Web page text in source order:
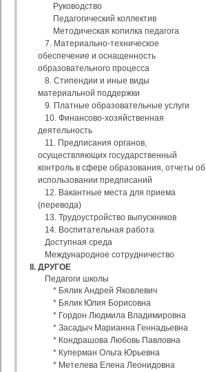
Руководство
Педагогический коллектив
Методическая копилка педагога
7. Материально-техническое
обеспечение и оснащенность
образовательного процесса
8. Стипендии и иные виды
материальной поддержки
9. Платные образовательные услуги
10. Финансово-хозяйственная
деятельность
11. Предписания органов,
осуществляющих государственный
контроль в сфере образования, отчеты об
использовании предписаний
12. Вакантные места для приема
(перевода)
13. Трудоустройство выпускников
14. Воспитательная работа
Доступная среда
Международное сотрудничество
II. ДРУГОЕ
Педагоги школы
* Бялик Андрей Яковлевич
* Бялик Юлия Борисовна
* Гордон Людмила Владимировна
* Засадыч Марианна Геннадьевна
* Кондрашова Любовь Павловна
* Куперман Ольга Юрьевна
* Метелева Елена Леонидовна